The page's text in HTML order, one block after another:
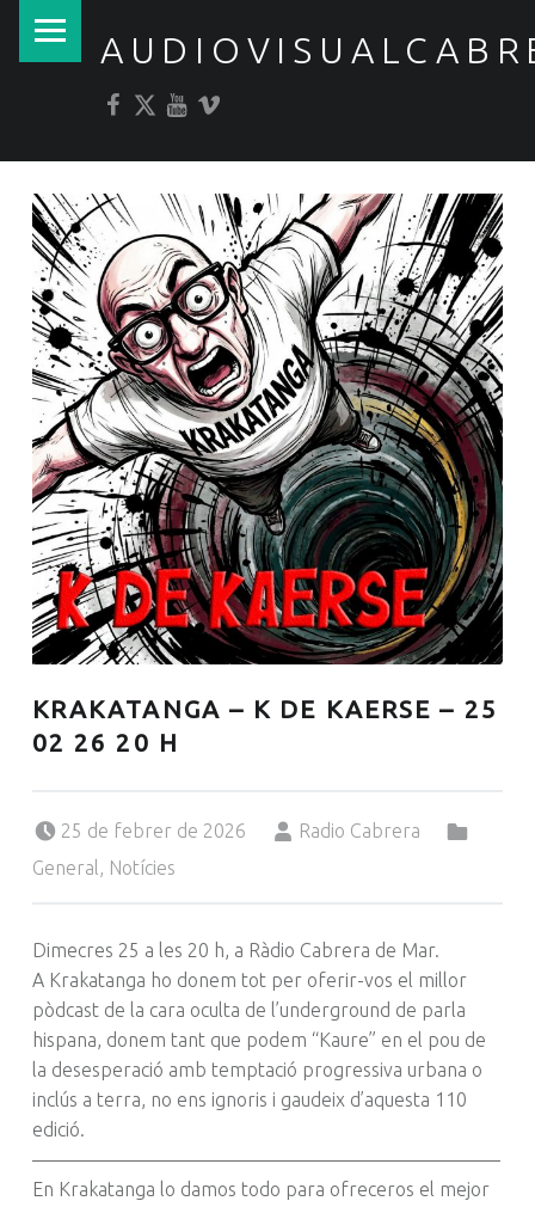
KRAKATANGA – K DE KAERSE – 25
02 26 20 H
25 de febrer de 2026
Radio Cabrera
General , Notícies
Dimecres 25 a les 20 h, a Ràdio Cabrera de Mar.
A Krakatanga ho donem tot per oferir-vos el millor
pòdcast de la cara oculta de l’underground de parla
hispana, donem tant que podem “Kaure” en el pou de
la desesperació amb temptació progressiva urbana o
inclús a terra, no ens ignoris i gaudeix d’aquesta 110
edició.
————————————————————————–
En Krakatanga lo damos todo para ofreceros el mejor